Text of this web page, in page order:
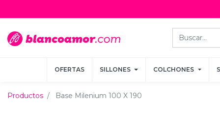
OFERTAS SILLONES COLCHONES
OFERTAS SILLONES COLCHONES
Productos Base Milenium 100 X 190